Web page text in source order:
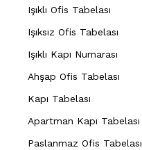
Işıklı Ofis Tabelası
Işıksız Ofis Tabelası
Işıklı Kapı Numarası
Ahşap Ofis Tabelası
Kapı Tabelası
Apartman Kapı Tabelası
Paslanmaz Ofis Tabelası